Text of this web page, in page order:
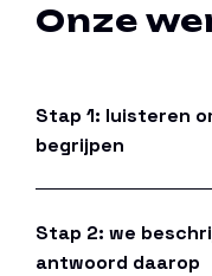
Onze
Stap 1: luisteren
begrijpen
Stap 2: we
antwoord daarop